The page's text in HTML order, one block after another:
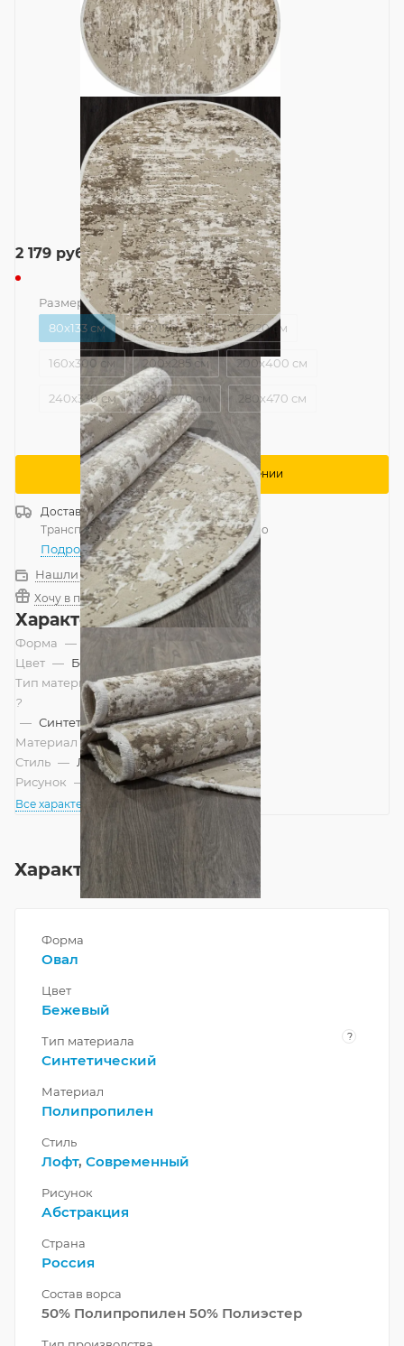
2 179 руб.
Размер —
80x133 см
80x133 см
120x170 см 160x220 см
160x300 см 200x285 см 200x400 см
240x330 см 280x370 см 280x470 см
Сообщить о поступлении
ДоставкаРоссия
Транспортной компанией —бесплатно
Подробнее
Нашли дешевле?
Хочу в подарок
Характеристики
Форма —
Цвет — Бежевый
Тип материала
?
— Синтетический
Материал —
Полипропилен
Стиль — Лофт, Современный
Рисунок — Абстракция
Все характеристики
Характеристики
Форма
Овал
Цвет
Бежевый
Тип материала ?
Синтетический
Материал
Полипропилен
Стиль
Лофт, Современный
Рисунок
Абстракция
Страна
Россия
Состав ворса
50% Полипропилен 50% Полиэстер